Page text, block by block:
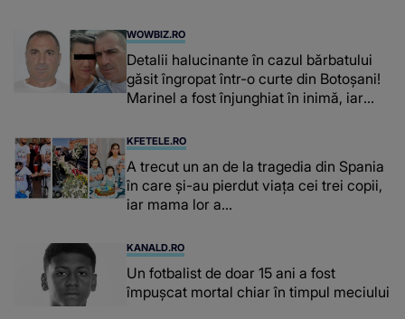
WOWBIZ.RO
Detalii halucinante în cazul bărbatului
găsit îngropat într-o curte din Botoșani!
Marinel a fost înjunghiat în inimă, iar
suspecți
KFETELE.RO
A trecut un an de la tragedia din Spania
în care și-au pierdut viața cei trei copii,
iar mama lor a…
KANALD.RO
Un fotbalist de doar 15 ani a fost
împușcat mortal chiar în timpul meciului